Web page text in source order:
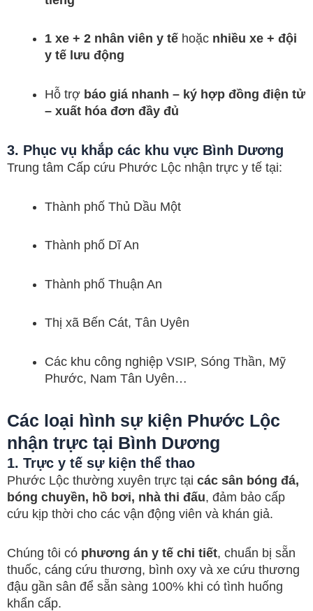
1 xe + 2 nhân viên y tế hoặc nhiều xe + đội
y tế lưu động
Hỗ trợ báo giá nhanh – ký hợp đồng điện tử
– xuất hóa đơn đầy đủ
3. Phục vụ khắp các khu vực Bình Dương
Trung tâm Cấp cứu Phước Lộc nhận trực y tế tại:
Thành phố Thủ Dầu Một
Thành phố Dĩ An
Thành phố Thuận An
Thị xã Bến Cát, Tân Uyên
Các khu công nghiệp VSIP, Sóng Thần, Mỹ
Phước, Nam Tân Uyên…
Các loại hình sự kiện Phước Lộc
nhận trực tại Bình Dương
1. Trực y tế sự kiện thể thao
Phước Lộc thường xuyên trực tại các sân bóng đá,
bóng chuyền, hồ bơi, nhà thi đấu, đảm bảo cấp
cứu kịp thời cho các vận động viên và khán giả.
Chúng tôi có phương án y tế chi tiết, chuẩn bị sẵn
thuốc, cáng cứu thương, bình oxy và xe cứu thương
đậu gần sân để sẵn sàng 100% khi có tình huống
khẩn cấp.